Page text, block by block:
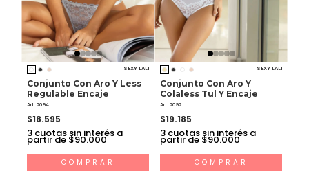
SEXY LALI
Conjunto Con Aro Y Less
Regulable Encaje
Art. 2094
$18.595
3 cuotas sin interés a
partir de $90.000
COMPRAR
SEXY LALI
Conjunto Con Aro Y
Colaless Tul Y Encaje
Art. 2092
$19.185
3 cuotas sin interés a
partir de $90.000
COMPRAR